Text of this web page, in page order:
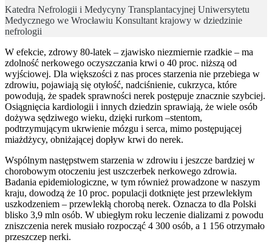
Katedra Nefrologii i Medycyny Transplantacyjnej Uniwersytetu
Medycznego we Wrocławiu Konsultant krajowy w dziedzinie
nefrologii
W efekcie, zdrowy 80-latek – zjawisko niezmiernie rzadkie – ma
zdolność nerkowego oczyszczania krwi o 40 proc. niższą od
wyjściowej. Dla większości z nas proces starzenia nie przebiega w
zdrowiu, pojawiają się otyłość, nadciśnienie, cukrzyca, które
powodują, że spadek sprawności nerek postępuje znacznie szybciej.
Osiągnięcia kardiologii i innych dziedzin sprawiają, że wiele osób
dożywa sędziwego wieku, dzięki rurkom –stentom,
podtrzymującym ukrwienie mózgu i serca, mimo postępującej
miażdżycy, obniżającej dopływ krwi do nerek.
Wspólnym następstwem starzenia w zdrowiu i jeszcze bardziej w
chorobowym otoczeniu jest uszczerbek nerkowego zdrowia.
Badania epidemiologiczne, w tym również prowadzone w naszym
kraju, dowodzą że 10 proc. populacji dotknięte jest przewlekłym
uszkodzeniem – przewlekłą chorobą nerek. Oznacza to dla Polski
blisko 3,9 mln osób. W ubiegłym roku leczenie dializami z powodu
zniszczenia nerek musiało rozpocząć 4 300 osób, a 1 156 otrzymało
przeszczep nerki.